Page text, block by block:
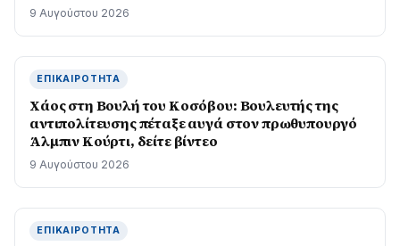
9 Αυγούστου 2026
ΕΠΙΚΑΙΡΌΤΗΤΑ
Χάος στη Βουλή του Κοσόβου: Βουλευτής της
αντιπολίτευσης πέταξε αυγά στον πρωθυπουργό
Άλμπιν Κούρτι, δείτε βίντεο
9 Αυγούστου 2026
ΕΠΙΚΑΙΡΌΤΗΤΑ